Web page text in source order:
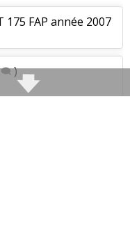
175 FAP année 2007
)